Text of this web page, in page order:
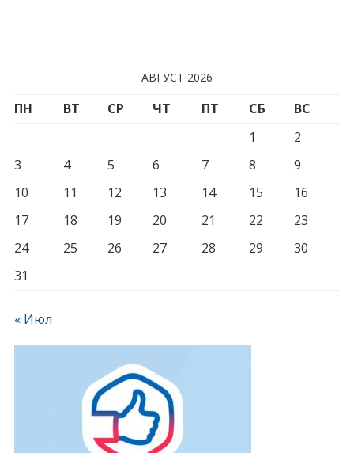
АВГУСТ 2026
ПН ВТ СР ЧТ ПТ СБ
ВС
1
2
3
4 5 6 7 8
9
10
11 12 13 14 15
16
17
18 19 20 21 22
23
24
25 26 27 28 29
30
31
« Июл